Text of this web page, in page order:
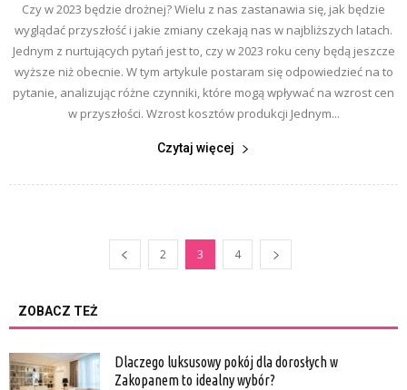
Czy w 2023 będzie drożnej? Wielu z nas zastanawia się, jak będzie
wyglądać przyszłość i jakie zmiany czekają nas w najbliższych latach.
Jednym z nurtujących pytań jest to, czy w 2023 roku ceny będą jeszcze
wyższe niż obecnie. W tym artykule postaram się odpowiedzieć na to
pytanie, analizując różne czynniki, które mogą wpływać na wzrost cen
w przyszłości. Wzrost kosztów produkcji Jednym...
Czytaj więcej
2 3 4
ZOBACZ TEŻ
Dlaczego luksusowy pokój dla dorosłych w
Zakopanem to idealny wybór?